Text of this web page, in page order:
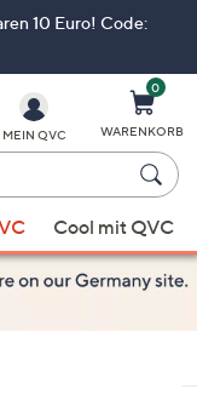
10 Euro! Code:
MEIN QVC
0
WARENKORB
Cool mit QVC